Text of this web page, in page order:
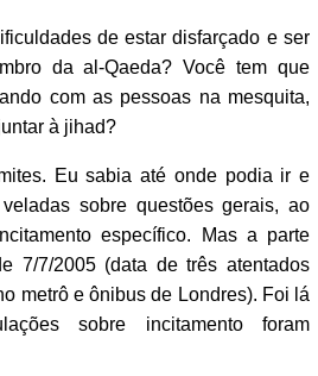
de estar disfarçado e ser
da al-Qaeda? Você tem que
com as pessoas na mesquita,
à jihad?
Eu sabia até onde podia ir e
sobre questões gerais, ao
específico. Mas a parte
7/7/2005 (data de três atentados
metrô e ônibus de Londres). Foi lá
sobre incitamento foram